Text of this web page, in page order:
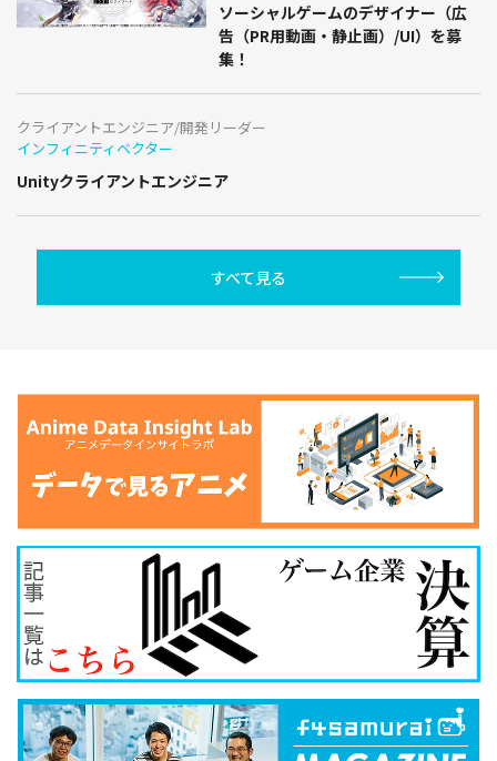
ソーシャルゲームのデザイナー（広
告（PR用動画・静止画）/UI）を募
集！
クライアントエンジニア/開発リーダー
インフィニティベクター
Unityクライアントエンジニア
すべて見る